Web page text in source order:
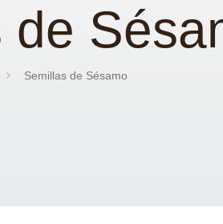
de
Semillas de Sésamo